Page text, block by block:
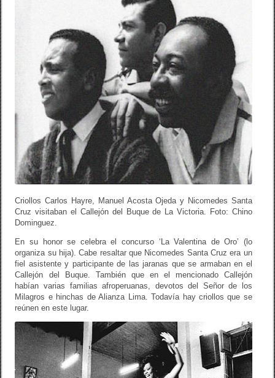
Criollos Carlos Hayre, Manuel Acosta Ojeda y Nicomedes Santa
Cruz visitaban el Callejón del Buque de La Victoria. Foto: Chino
Dominguez.
En su honor se celebra el concurso ‘La Valentina de Oro’ (lo
organiza su hija). Cabe resaltar que Nicomedes Santa Cruz era un
fiel asistente y participante de las jaranas que se armaban en el
Callejón del Buque. También que en el mencionado Callejón
habían varias familias afroperuanas, devotos del Señor de los
Milagros e hinchas de Alianza Lima. Todavía hay criollos que se
reúnen en este lugar.